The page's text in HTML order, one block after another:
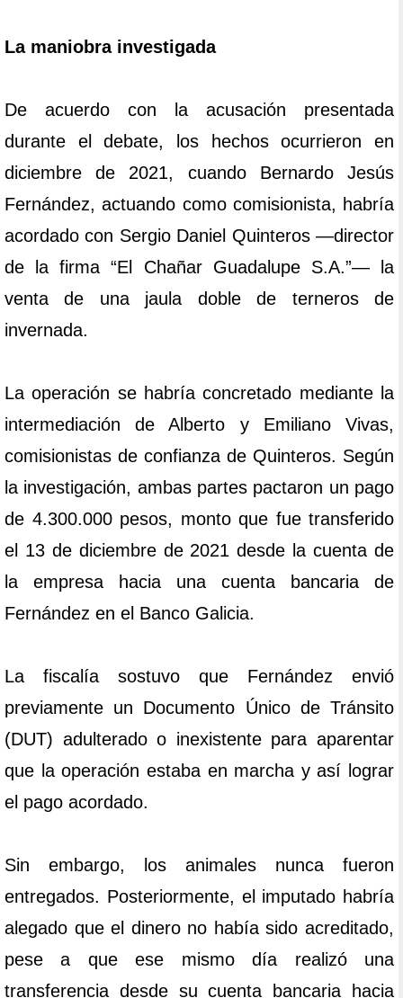
La maniobra investigada
De acuerdo con la acusación presentada
durante el debate, los hechos ocurrieron en
diciembre de 2021, cuando Bernardo Jesús
Fernández, actuando como comisionista, habría
acordado con Sergio Daniel Quinteros —director
de la firma “El Chañar Guadalupe S.A.”— la
venta de una jaula doble de terneros de
invernada.
La operación se habría concretado mediante la
intermediación de Alberto y Emiliano Vivas,
comisionistas de confianza de Quinteros. Según
la investigación, ambas partes pactaron un pago
de 4.300.000 pesos, monto que fue transferido
el 13 de diciembre de 2021 desde la cuenta de
la empresa hacia una cuenta bancaria de
Fernández en el Banco Galicia.
La fiscalía sostuvo que Fernández envió
previamente un Documento Único de Tránsito
(DUT) adulterado o inexistente para aparentar
que la operación estaba en marcha y así lograr
el pago acordado.
Sin embargo, los animales nunca fueron
entregados. Posteriormente, el imputado habría
alegado que el dinero no había sido acreditado,
pese a que ese mismo día realizó una
transferencia desde su cuenta bancaria hacia